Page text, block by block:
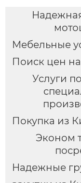
Мебельные
Поиск цен
Услуги
Покупка из
Эконом
Надежные